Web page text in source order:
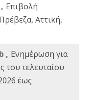
Eπιβολή
Αττική,
, Ενημέρωση για
του τελευταίου
έως